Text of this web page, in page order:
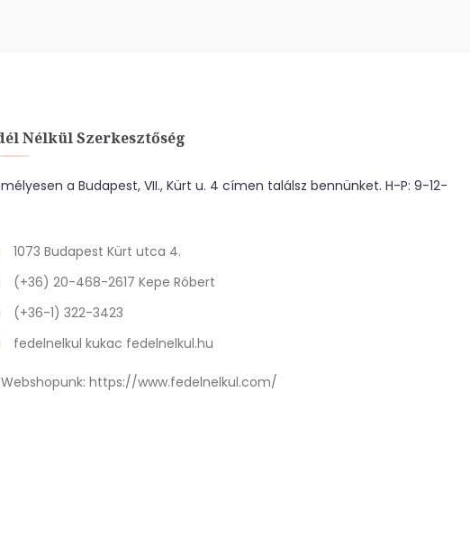
Nélkül Szerkesztőség
a Budapest, VII., Kürt u. 4 címen találsz bennünket. H-P: 9-12-
1073 Budapest Kürt utca 4.
(+36) 20-468-2617 Kepe Róbert
(+36-1) 322-3423
fedelnelkul kukac fedelnelkul.hu
Webshopunk: https://www.fedelnelkul.com/